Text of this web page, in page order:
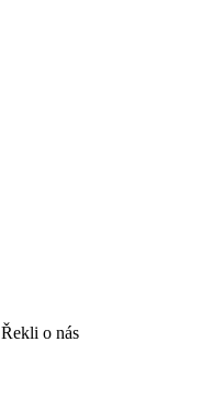
Řekli o nás